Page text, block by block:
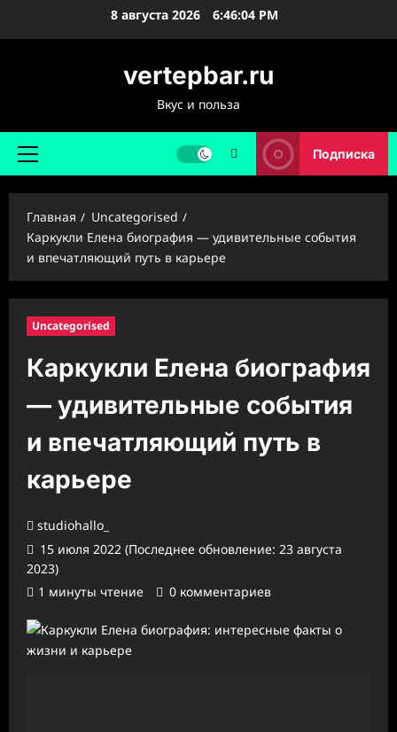
8 августа 2026 6:46:05 PM
vertepbar.ru
Вкус и польза
Основное
Подписка
Главная
Uncategorised
Каркукли Елена биография — удивительные события
и впечатляющий путь в карьере
Uncategorised
Каркукли Елена биография
— удивительные события
и впечатляющий путь в
карьере
studiohallo_
15 июля 2022 (Последнее обновление: 23 августа
2023)
1 минуты чтение
0 комментариев